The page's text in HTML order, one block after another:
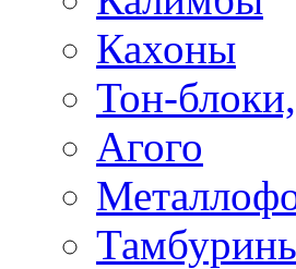
Кахоны
Тон-
Агого